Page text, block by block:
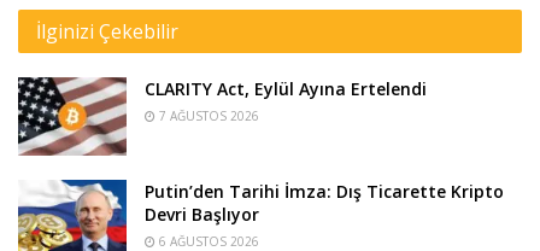
İlginizi Çekebilir
CLARITY Act, Eylül Ayına Ertelendi
7 AĞUSTOS 2026
Putin’den Tarihi İmza: Dış Ticarette Kripto
Devri Başlıyor
6 AĞUSTOS 2026